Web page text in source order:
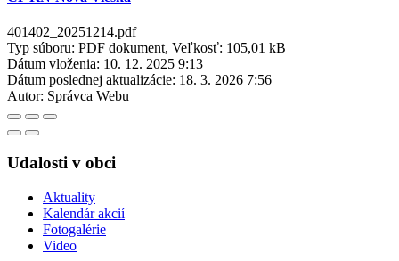
401402_20251214.pdf
Typ súboru: PDF dokument, Veľkosť: 105,01 kB
Dátum vloženia: 10. 12. 2025 9:13
Dátum poslednej aktualizácie: 18. 3. 2026 7:56
Autor: Správca Webu
Udalosti v obci
Aktuality
Kalendár akcií
Fotogalérie
Video